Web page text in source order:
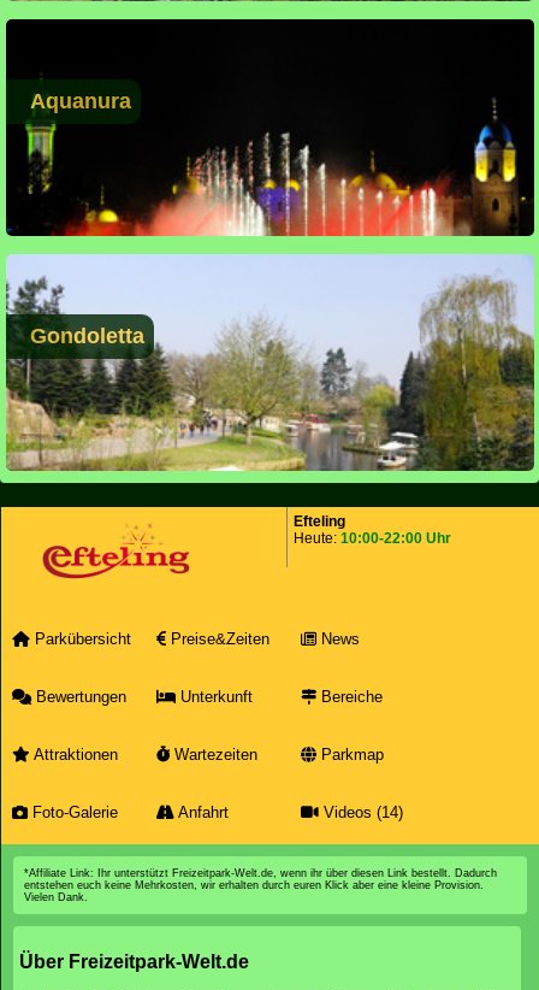
Aquanura
Gondoletta
Efteling
Heute: 10:00-22:00 Uhr
Parkübersicht Preise&Zeiten News
Bewertungen Unterkunft Bereiche
Attraktionen Wartezeiten Parkmap
Foto-Galerie Anfahrt Videos (14)
*Affiliate Link: Ihr unterstützt Freizeitpark-Welt.de, wenn ihr über diesen Link bestellt. Dadurch
entstehen euch keine Mehrkosten, wir erhalten durch euren Klick aber eine kleine Provision.
Vielen Dank.
Über Freizeitpark-Welt.de